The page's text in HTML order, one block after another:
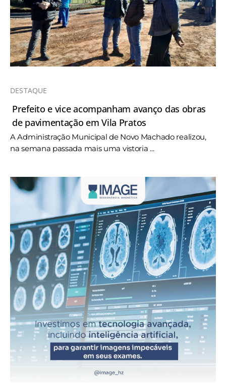
DESTAQUE
Prefeito e vice acompanham avanço das obras
de pavimentação em Vila Pratos
A Administração Municipal de Novo Machado realizou,
na semana passada mais uma vistoria ...